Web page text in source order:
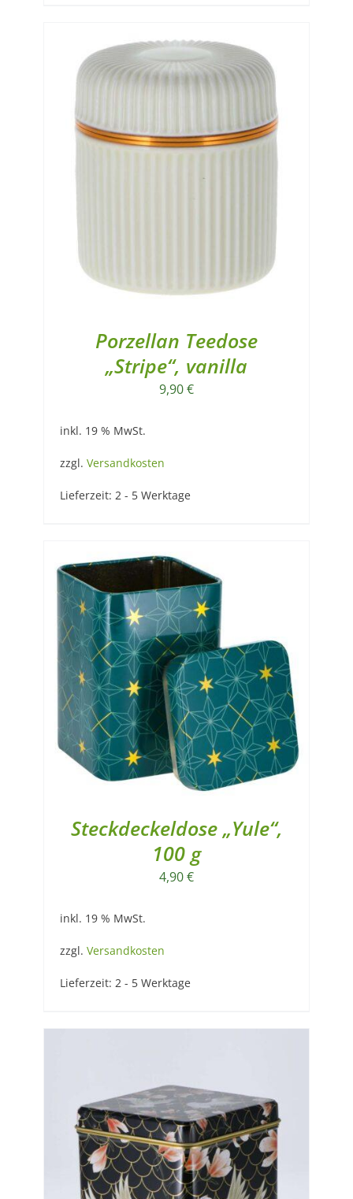
Porzellan Teedose
„Stripe“, vanilla
9,90€
inkl. 19 % MwSt.
zzgl. Versandkosten
Lieferzeit: 2 - 5 Werktage
Steckdeckeldose „Yule“,
100 g
4,90€
inkl. 19 % MwSt.
zzgl. Versandkosten
Lieferzeit: 2 - 5 Werktage